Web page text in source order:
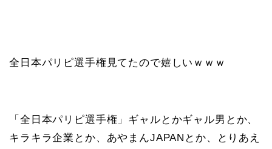
全日本パリピ選手権見てたので嬉しいｗｗｗ
「全日本パリピ選手権」ギャルとかギャル男とか、
キラキラ企業とか、あやまんJAPANとか、とりあえ